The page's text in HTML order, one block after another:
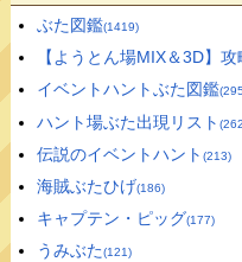
ぶた図鑑(1419)
【ようとん場MIX＆3D】攻
イベントハントぶた図鑑
ハント場ぶた出現リスト
伝説のイベントハント (213)
海賊ぶたひげ(186)
キャプテン・ピッグ(177)
うみぶた(121)